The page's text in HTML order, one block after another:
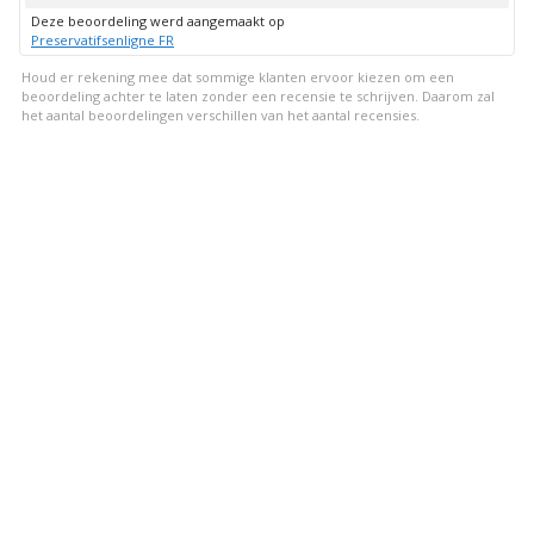
omhoog
Deze beoordeling werd aangemaakt op
Preservatifsenligne FR
Houd er rekening mee dat sommige klanten ervoor kiezen om een
beoordeling achter te laten zonder een recensie te schrijven. Daarom zal
het aantal beoordelingen verschillen van het aantal recensies.